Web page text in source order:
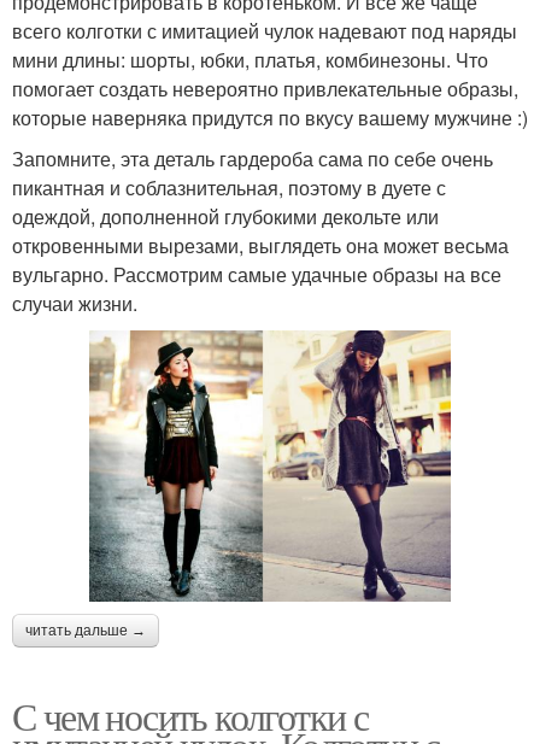
всего колготки с имитацией чулок надевают под наряды
мини длины: шорты, юбки, платья, комбинезоны. Что
помогает создать невероятно привлекательные образы,
которые наверняка придутся по вкусу вашему мужчине :)
Запомните, эта деталь гардероба сама по себе очень
пикантная и соблазнительная, поэтому в дуете с
одеждой, дополненной глубокими декольте или
откровенными вырезами, выглядеть она может весьма
вульгарно. Рассмотрим самые удачные образы на все
случаи жизни.
читать дальше →
С чем носить колготки с